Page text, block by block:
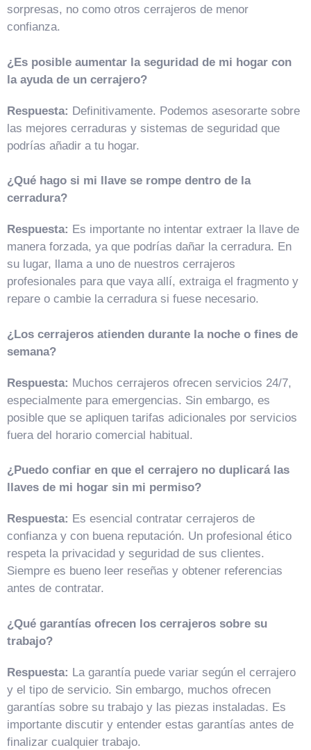
sorpresas, no como otros cerrajeros de menor
confianza.
¿Es posible aumentar la seguridad de mi hogar con
la ayuda de un cerrajero?
Respuesta: Definitivamente. Podemos asesorarte sobre
las mejores cerraduras y sistemas de seguridad que
podrías añadir a tu hogar.
¿Qué hago si mi llave se rompe dentro de la
cerradura?
Respuesta: Es importante no intentar extraer la llave de
manera forzada, ya que podrías dañar la cerradura. En
su lugar, llama a uno de nuestros cerrajeros
profesionales para que vaya allí, extraiga el fragmento y
repare o cambie la cerradura si fuese necesario.
¿Los cerrajeros atienden durante la noche o fines de
semana?
Respuesta: Muchos cerrajeros ofrecen servicios 24/7,
especialmente para emergencias. Sin embargo, es
posible que se apliquen tarifas adicionales por servicios
fuera del horario comercial habitual.
¿Puedo confiar en que el cerrajero no duplicará las
llaves de mi hogar sin mi permiso?
Respuesta: Es esencial contratar cerrajeros de
confianza y con buena reputación. Un profesional ético
respeta la privacidad y seguridad de sus clientes.
Siempre es bueno leer reseñas y obtener referencias
antes de contratar.
¿Qué garantías ofrecen los cerrajeros sobre su
trabajo?
Respuesta: La garantía puede variar según el cerrajero
y el tipo de servicio. Sin embargo, muchos ofrecen
garantías sobre su trabajo y las piezas instaladas. Es
importante discutir y entender estas garantías antes de
finalizar cualquier trabajo.